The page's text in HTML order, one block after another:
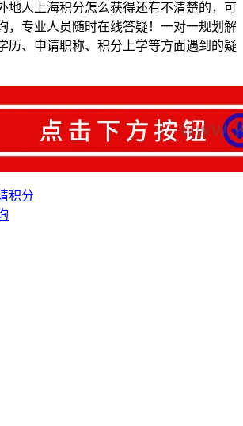
地人上海积分怎么获得还有不清楚的，可
，专业人员随时在线答疑！一对一规划解
历、申请职称、积分上学等方面遇到的疑
积分